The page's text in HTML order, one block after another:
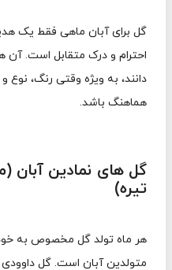
گل برای آبان ماهی فقط یک
احترام و درک متقابل است. آن
دانند، به ویژه وقتی رنگ،
هماهنگ باشد.
گل های نمادین آبان
تیره)
هر ماه تولد گل مخصوص به خود
متولدین آبان است. گل